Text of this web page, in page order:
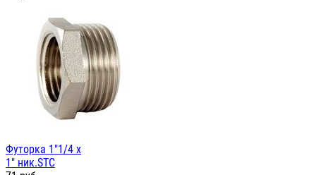
Футорка 1"1/4 х
1" ник.STC